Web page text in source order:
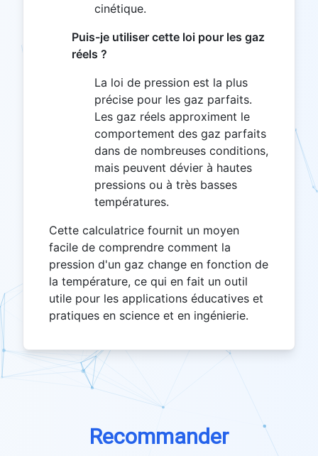
cinétique.
Puis-je utiliser cette loi pour les gaz
réels ?
La loi de pression est la plus
précise pour les gaz parfaits.
Les gaz réels approximent le
comportement des gaz parfaits
dans de nombreuses conditions,
mais peuvent dévier à hautes
pressions ou à très basses
températures.
Cette calculatrice fournit un moyen
facile de comprendre comment la
pression d'un gaz change en fonction de
la température, ce qui en fait un outil
utile pour les applications éducatives et
pratiques en science et en ingénierie.
Recommander